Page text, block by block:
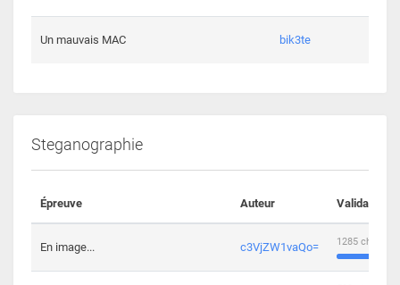
Un mauvais MAC bik3te
Steganographie
Épreuve Auteur Validations
En image... c3VjZW1vaQo= 1285